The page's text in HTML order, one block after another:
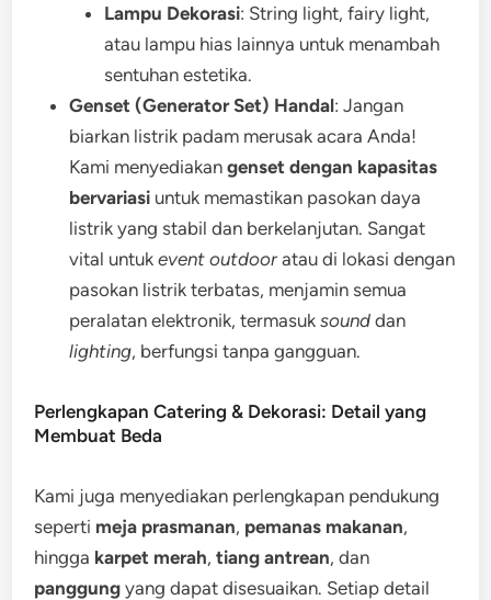
Lampu Dekorasi: String light, fairy light,
atau lampu hias lainnya untuk menambah
sentuhan estetika.
Genset (Generator Set) Handal: Jangan
biarkan listrik padam merusak acara Anda!
Kami menyediakangenset dengan kapasitas
bervariasi untuk memastikan pasokan daya
listrik yang stabil dan berkelanjutan. Sangat
vital untukevent outdoor atau di lokasi dengan
pasokan listrik terbatas, menjamin semua
peralatan elektronik, termasuksound dan
lighting, berfungsi tanpa gangguan.
Perlengkapan Catering & Dekorasi: Detail yang
Membuat Beda
Kami juga menyediakan perlengkapan pendukung
seperti meja prasmanan, pemanas makanan,
hingga karpet merah,tiang antrean, dan
panggung yang dapat disesuaikan. Setiap detail